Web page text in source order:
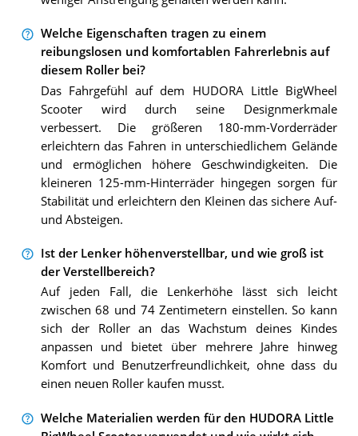
Welche Eigenschaften tragen zu einem
reibungslosen und komfortablen Fahrerlebnis auf
diesem Roller bei?
Das Fahrgefühl auf dem HUDORA Little BigWheel
Scooter wird durch seine Designmerkmale
verbessert. Die größeren 180-mm-Vorderräder
erleichtern das Fahren in unterschiedlichem Gelände
und ermöglichen höhere Geschwindigkeiten. Die
kleineren 125-mm-Hinterräder hingegen sorgen für
Stabilität und erleichtern den Kleinen das sichere Auf-
und Absteigen.
Ist der Lenker höhenverstellbar, und wie groß ist
der Verstellbereich?
Auf jeden Fall, die Lenkerhöhe lässt sich leicht
zwischen 68 und 74 Zentimetern einstellen. So kann
sich der Roller an das Wachstum deines Kindes
anpassen und bietet über mehrere Jahre hinweg
Komfort und Benutzerfreundlichkeit, ohne dass du
einen neuen Roller kaufen musst.
Welche Materialien werden für den HUDORA Little